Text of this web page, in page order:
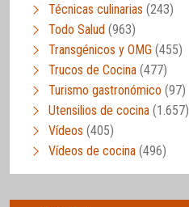
Técnicas culinarias (243)
Todo Salud (963)
Transgénicos y OMG (455)
Trucos de Cocina (477)
Turismo gastronómico (97)
Utensilios de cocina (1.657)
Vídeos (405)
Vídeos de cocina (496)